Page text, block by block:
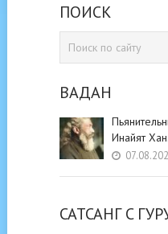
ПОИСК
ВАДАН
Инайят Хан.
САТСАНГ C